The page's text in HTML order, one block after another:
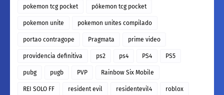
pokemon tcg pocket pókemon tcg pocket
pokemon unite pokemon unites compilado
portao contragope Pragmata prime video
providencia definitiva ps2 ps4 PS4 PS5
pubg pugb PVP Rainbow Six Mobile
REI SOLO FF resident evil residentevil4 roblox